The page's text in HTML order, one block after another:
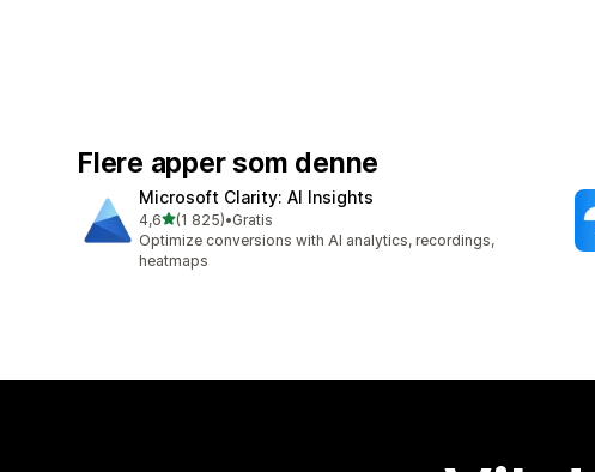
Flere apper som denne
Microsoft Clarity: AI Insights
4,6av 5 stjerner
(1 825)
Totalt 1825 omtaler
•Gratis
Optimize conversions with AI analytics, recordings,
heatmaps